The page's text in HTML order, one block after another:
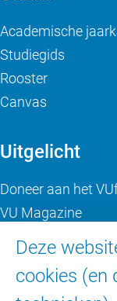
Deze
cookies (en
Academische
Studiegids
Rooster
Canvas
Uitgelicht
Doneer aan het
VU Magazine